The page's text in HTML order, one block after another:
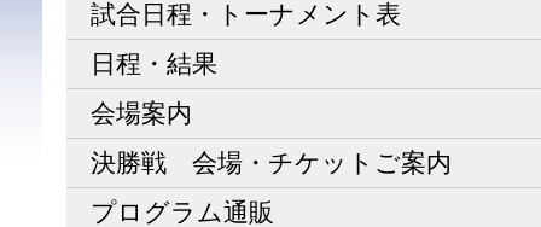
試合日程・トーナメント表
日程・結果
会場案内
決勝戦 会場・チケットご案内
プログラム通販